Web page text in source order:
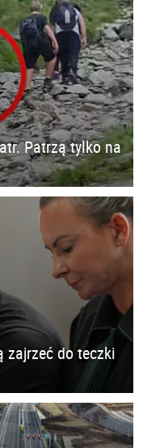
Patrzą tylko na
zajrzeć do teczki